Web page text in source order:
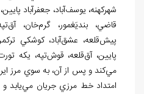
شهرکهنه، يوسفآباد، جعفرآباد
قاضي، بنديَغمور، گرمخان، آق
پيشقلعه، عشقآباد، کوشکي
پايين، آققلعه، قوشتپه، يکه
ميکند و پس از آن، به سوي مرز
امتداد خط مرزي جريان مييابد